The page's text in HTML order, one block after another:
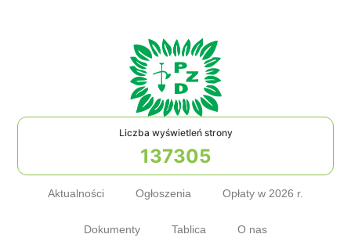
Liczba wyświetleń strony
137305
Aktualności Ogłoszenia Opłaty w 2026 r.
Dokumenty Tablica O nas